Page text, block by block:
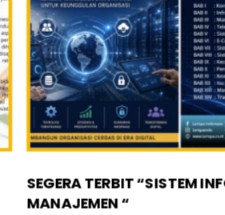
SEGERA TERBIT “SISTEM
MANAJEMEN “